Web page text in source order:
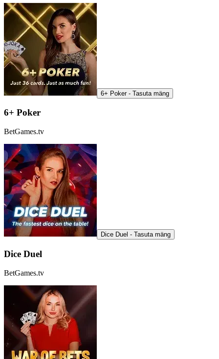
6+ Poker - Tasuta mäng
6+ Poker
BetGames.tv
Dice Duel - Tasuta mäng
Dice Duel
BetGames.tv